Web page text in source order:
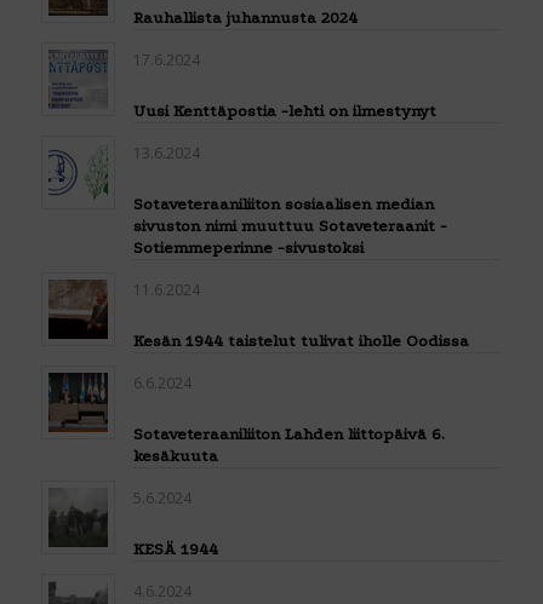
Rauhallista juhannusta 2024
17.6.2024
Uusi Kenttäpostia -lehti on ilmestynyt
13.6.2024
Sotaveteraaniliiton sosiaalisen median
sivuston nimi muuttuu Sotaveteraanit -
Sotiemmeperinne -sivustoksi
11.6.2024
Kesän 1944 taistelut tulivat iholle Oodissa
6.6.2024
Sotaveteraaniliiton Lahden liittopäivä 6.
kesäkuuta
5.6.2024
KESÄ 1944
4.6.2024